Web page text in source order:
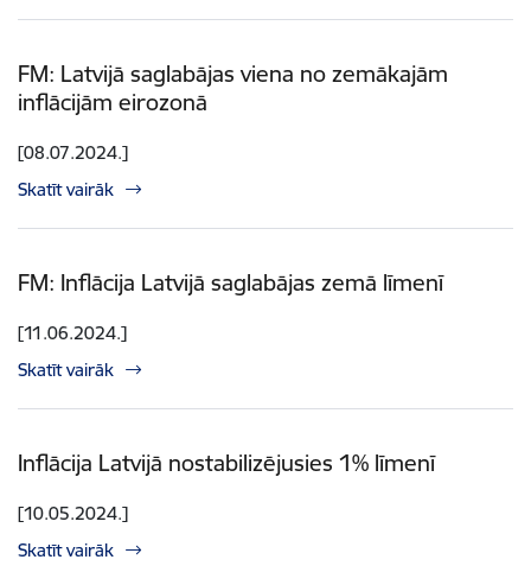
FM: Latvijā saglabājas viena no zemākajām
inflācijām eirozonā
[08.07.2024.]
Skatīt vairāk
FM: Inflācija Latvijā saglabājas zemā līmenī
[11.06.2024.]
Skatīt vairāk
Inflācija Latvijā nostabilizējusies 1% līmenī
[10.05.2024.]
Skatīt vairāk